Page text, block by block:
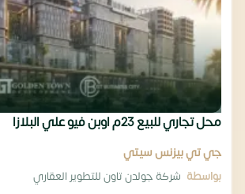
محل تجاري للبيع 23م اوبن فيو علي البلازا
جي تي بيزنس سيتي
بواسطة شركة جولدن تاون للتطوير العقاري